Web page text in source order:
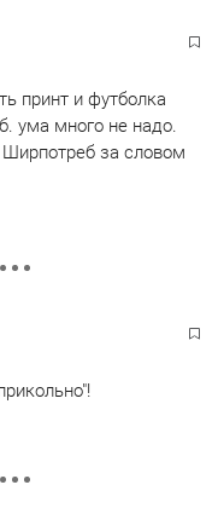
принт и футболка
ума много не надо.
за словом